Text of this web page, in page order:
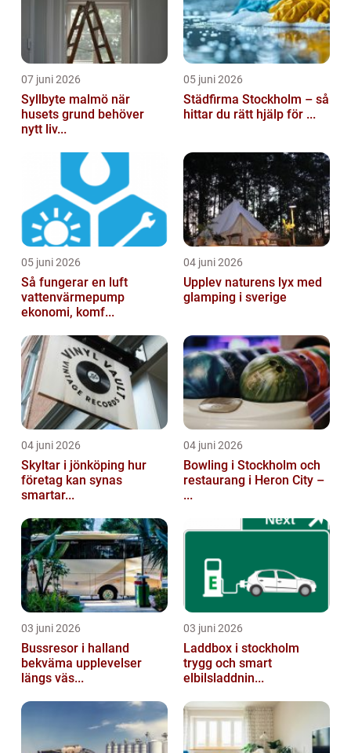
07 juni 2026
Syllbyte malmö när
husets grund behöver
nytt liv...
05 juni 2026
Städfirma Stockholm – så
hittar du rätt hjälp för ...
05 juni 2026
Så fungerar en luft
vattenvärmepump
ekonomi, komf...
04 juni 2026
Upplev naturens lyx med
glamping i sverige
04 juni 2026
Skyltar i jönköping hur
företag kan synas
smartar...
04 juni 2026
Bowling i Stockholm och
restaurang i Heron City –
...
03 juni 2026
Bussresor i halland
bekväma upplevelser
längs väs...
03 juni 2026
Laddbox i stockholm
trygg och smart
elbilsladdnin...